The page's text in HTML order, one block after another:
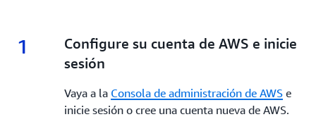
1 1.
Configure su cuenta de AWS e inicie
sesión
Vaya a la Consola de administración de AWSe
inicie sesión o cree una cuenta nueva de AWS.